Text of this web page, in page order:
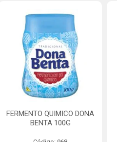
FERMENTO QUIMICO DONA
BENTA 100G